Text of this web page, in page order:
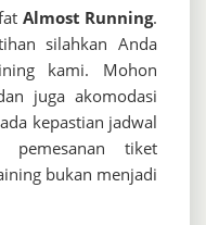
Almost Running.
silahkan Anda
kami. Mohon
juga akomodasi
kepastian jadwal
tiket
bukan menjadi